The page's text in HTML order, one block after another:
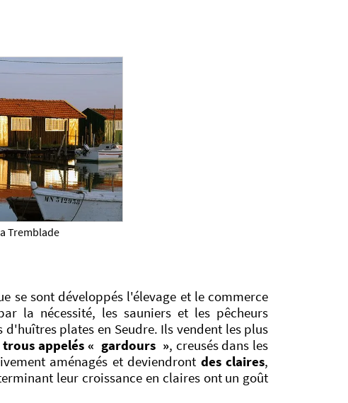
Tremblade
se sont développés l'élevage et le commerce
la nécessité, les sauniers et les pêcheurs
plates en Seudre. Ils vendent les plus
trous appelés « gardours », creusés dans les
aménagés et deviendront des claires,
leur croissance en claires ont un goût